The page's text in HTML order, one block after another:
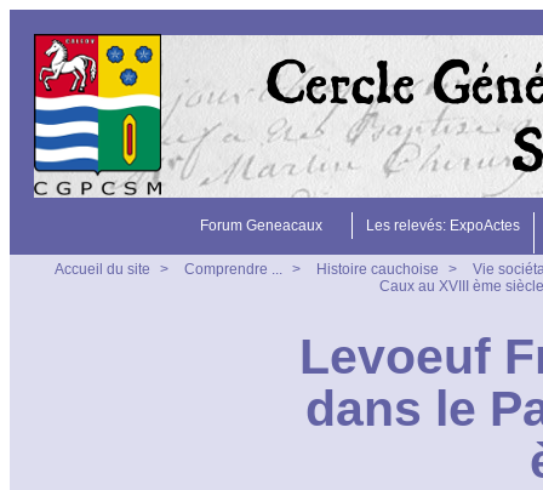
Forum Geneacaux Les relevés: ExpoActes
Accueil du site > Comprendre ... > Histoire cauchoise >
Vie
Caux au XVIII ème siècle
Levoeuf
dans le